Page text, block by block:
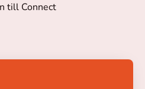
till Connect